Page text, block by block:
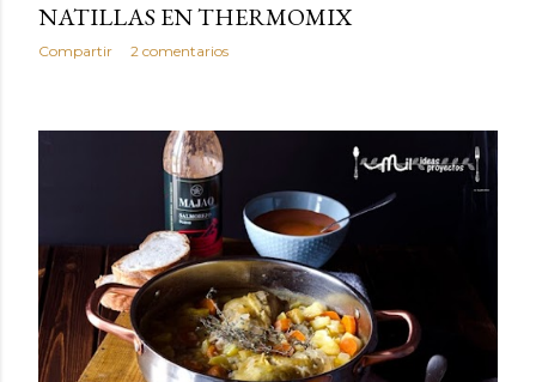
NATILLAS EN THERMOMIX
Compartir 2 comentarios